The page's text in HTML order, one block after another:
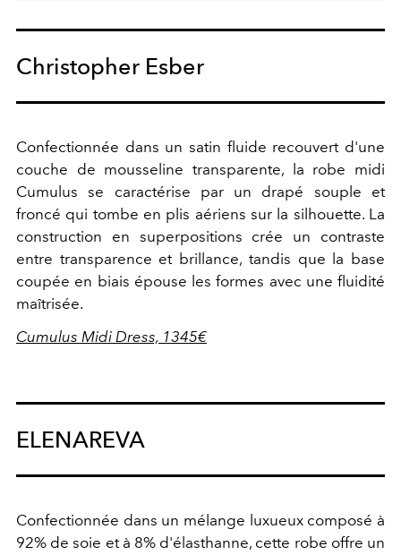
Christopher Esber
Confectionnée dans un satin fluide recouvert d'une
couche de mousseline transparente, la robe midi
Cumulus se caractérise par un drapé souple et
froncé qui tombe en plis aériens sur la silhouette. La
construction en superpositions crée un contraste
entre transparence et brillance, tandis que la base
coupée en biais épouse les formes avec une fluidité
maîtrisée.
Cumulus Midi Dress, 1345€
ELENAREVA
Confectionnée dans un mélange luxueux composé à
92% de soie et à 8% d'élasthanne, cette robe offre un